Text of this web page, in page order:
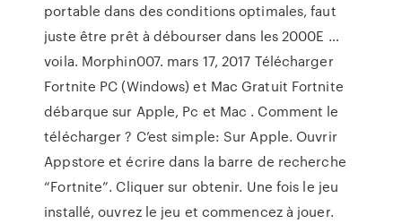
portable dans des conditions optimales, faut
juste être prêt à débourser dans les 2000E …
voila. Morphin007. mars 17, 2017 Télécharger
Fortnite PC (Windows) et Mac Gratuit Fortnite
débarque sur Apple, Pc et Mac . Comment le
télécharger ? C’est simple: Sur Apple. Ouvrir
Appstore et écrire dans la barre de recherche
“Fortnite”. Cliquer sur obtenir. Une fois le jeu
installé, ouvrez le jeu et commencez à jouer.